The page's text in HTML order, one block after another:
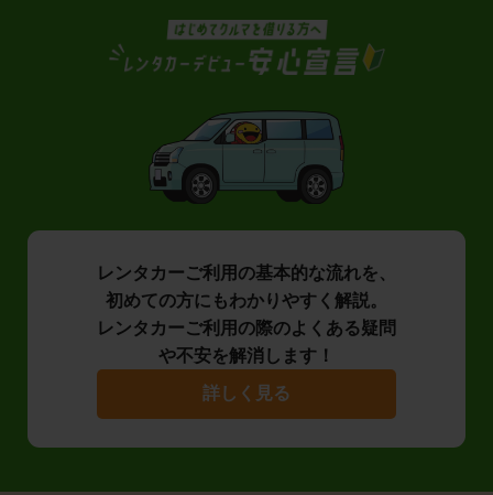
レンタカーご利用の基本的な流れを、
初めての方にもわかりやすく解説。
レンタカーご利用の際のよくある疑問
や不安を解消します！
詳しく見る